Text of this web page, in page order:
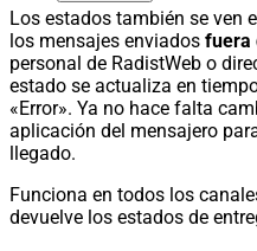
Los estados también se ven
los mensajes enviados fuera
personal de RadistWeb o
estado se actualiza en
«Error». Ya no hace falta
aplicación del mensajero
llegado.
Funciona en todos los
devuelve los estados de